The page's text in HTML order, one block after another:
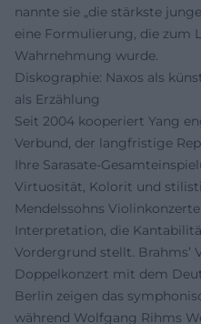
nannte sie „die stärkste
eine Formulierung, die zum
Wahrnehmung wurde.
Diskographie: Naxos als
als Erzählung
Seit 2004 kooperiert Yang
Verbund, der langfristige
Ihre Sarasate-
Virtuosität, Kolorit und
Mendelssohns
Interpretation, die
Vordergrund stellt. Brahms’
Doppelkonzert mit dem
Berlin zeigen das
während Wolfgang Rihms